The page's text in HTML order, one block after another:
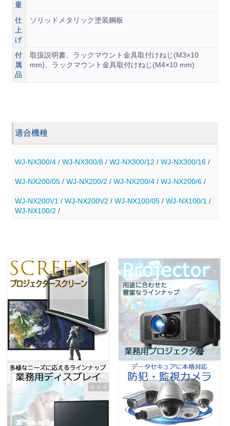
量
仕
上
げ
ソリッドメタリック塗装鋼板
付
属
品
取扱説明書、ラックマウント金具取付けねじ(M3×10
mm)、ラックマウント金具取付けねじ(M4×10 mm)
適合機種
WJ-NX300/4 / WJ-NX300/8 / WJ-NX300/12 / WJ-NX300/16 /
WJ-NX200/05 / WJ-NX200/2 / WJ-NX200/4 / WJ-NX200/6 /
WJ-NX200V1 / WJ-NX200V2 / WJ-NX100/05 / WJ-NX100/1 /
WJ-NX100/2 /